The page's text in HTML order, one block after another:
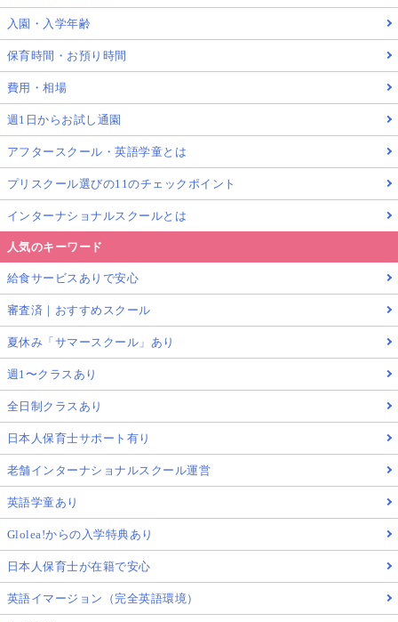
入園・入学年齢
保育時間・お預り時間
費用・相場
週1日からお試し通園
アフタースクール・英語学童とは
プリスクール選びの11のチェックポイント
インターナショナルスクールとは
人気のキーワード
給食サービスありで安心
審査済｜おすすめスクール
夏休み「サマースクール」あり
週1〜クラスあり
全日制クラスあり
日本人保育士サポート有り
老舗インターナショナルスクール運営
英語学童あり
Glolea!からの入学特典あり
日本人保育士が在籍で安心
英語イマージョン（完全英語環境）